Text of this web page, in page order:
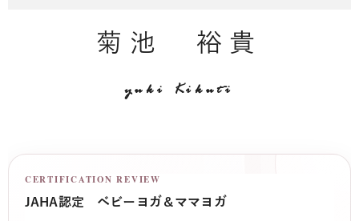
菊池 裕貴
yuki Kikuti
CERTIFICATION REVIEW
JAHA認定 ベビーヨガ＆ママヨガ